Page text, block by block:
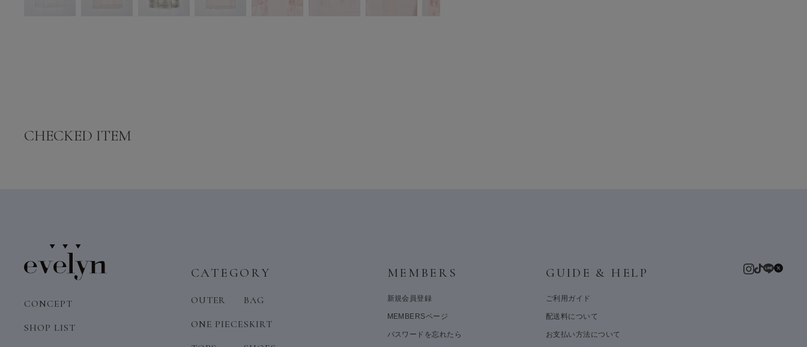
CHECKED ITEM
CONCEPT
SHOP LIST
CATEGORY
OUTER
ONE PIECE
BAG
SKIRT
MEMBERS
新規会員登録
MEMBERSページ
パスワードを忘れたら
GUIDE & HELP
ご利用ガイド
配送料について
お支払い方法について